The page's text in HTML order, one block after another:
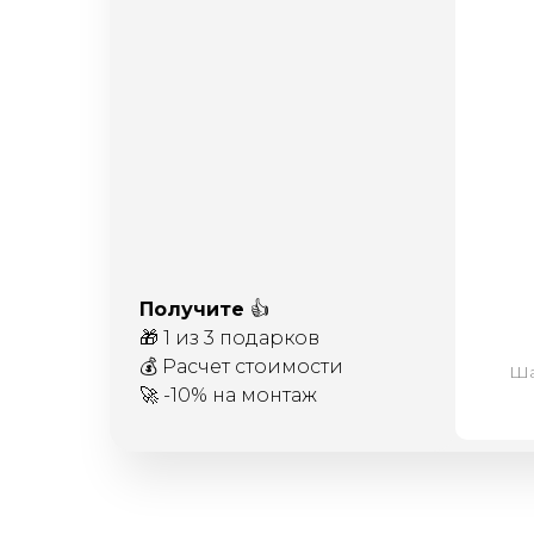
Получите 👍
🎁 1 из 3 подарков
💰 Расчет стоимости
🚀 -10% на монтаж